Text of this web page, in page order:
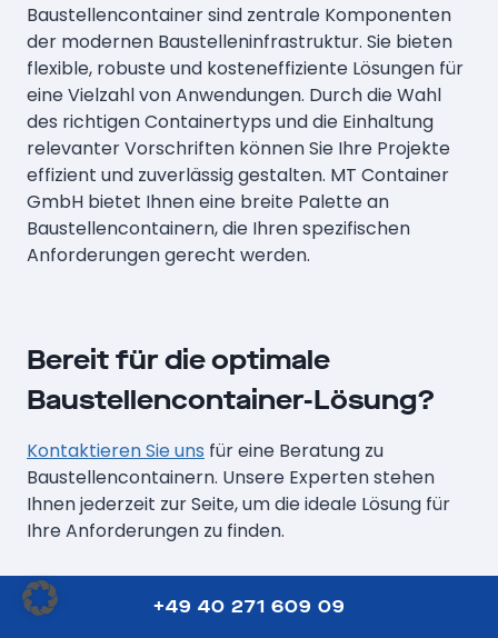
Baustellencontainer sind zentrale Komponenten
der modernen Baustelleninfrastruktur. Sie bieten
flexible, robuste und kosteneffiziente Lösungen für
eine Vielzahl von Anwendungen. Durch die Wahl
des richtigen Containertyps und die Einhaltung
relevanter Vorschriften können Sie Ihre Projekte
effizient und zuverlässig gestalten. MT Container
GmbH bietet Ihnen eine breite Palette an
Baustellencontainern, die Ihren spezifischen
Anforderungen gerecht werden.
Bereit für die optimale
Baustellencontainer-Lösung?
Kontak­tieren Sie uns für eine Beratung zu
Baustellencontainern. Unsere Experten stehen
Ihnen jederzeit zur Seite, um die ideale Lösung für
Ihre Anforderungen zu finden.
+49 40 271 609 09